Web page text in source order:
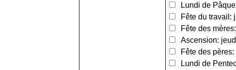
Lundi de
Fête du travail:
Fête des
Ascension:
Fête des
Lundi de